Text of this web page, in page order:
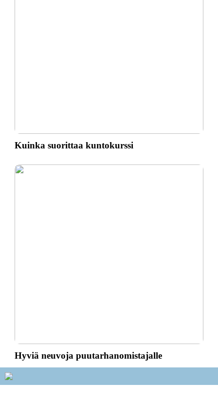
Kuinka suorittaa kuntokurssi
Hyviä neuvoja puutarhanomistajalle